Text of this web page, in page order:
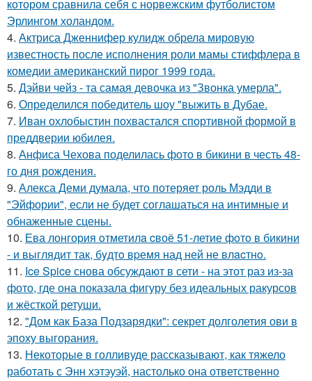
котором сравнила себя с норвежским футболистом
Эрлингом холандом.
4. Актриса Дженнифер кулидж обрела мировую
известность после исполнения роли мамы стиффлера в
комедии американский пирог 1999 года.
5. Дэйви чейз - та самая девочка из "Звонка умерла".
6. Определился победитель шоу "выжить в Дубае.
7. Иван охлобыстин похвастался спортивной формой в
преддверии юбилея.
8. Анфиса Чехова поделилась фото в бикини в честь 48-
го дня рождения.
9. Алекса Деми думала, что потеряет роль Мэдди в
"Эйфории", если не будет соглашаться на интимные и
обнаженные сцены.
10. Ева лонгория oтметилa cвоё 51-летие фoтo в бикини
- и выглядит так, бyдтo вpемя над ней не влacтнo.
11. Ice Spice снова обсуждают в сети - на этот раз из-за
фото, где она показала фигуру без идеальных ракурсов
и жёсткой ретуши.
12. "Дом как База Подзарядки": секрет долголетия ови в
эпоху выгорания.
13. Некоторые в голливуде рассказывают, как тяжело
работать с Энн хэтэуэй, настолько она ответственно